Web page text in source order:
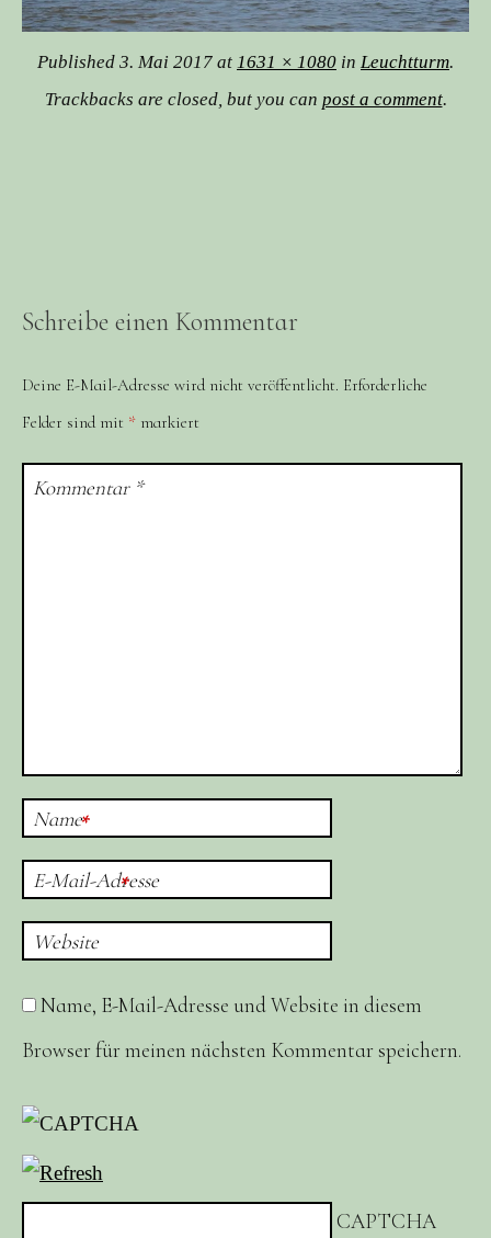
Published 3. Mai 2017 at 1631 × 1080 in Leuchtturm.
Trackbacks are closed, but you can post a comment.
Schreibe einen Kommentar
Deine E-Mail-Adresse wird nicht veröffentlicht. Erforderliche
Felder sind mit * markiert
Kommentar *
Name*
E-Mail-Adresse
*
Website
Name, E-Mail-Adresse und Website in diesem
Browser für meinen nächsten Kommentar speichern.
CAPTCHA